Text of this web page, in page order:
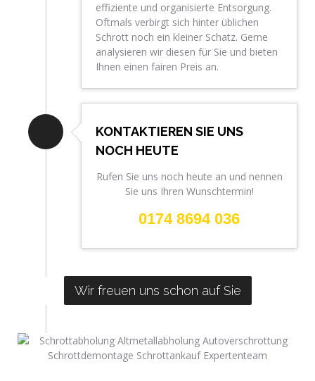
effiziente und organisierte Entsorgung.
Oftmals verbirgt sich hinter üblichen
Schrott noch ein kleiner Schatz. Gerne
analysieren wir diesen für Sie und bieten
Ihnen einen fairen Preis an.
KONTAKTIEREN SIE UNS
NOCH HEUTE
Rufen Sie uns noch heute an und nennen
Sie uns Ihren Wunschtermin!
0174 8694 036
Wir freuen uns schon auf Sie